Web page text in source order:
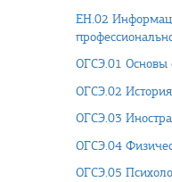
ЕН.02
ОГСЭ.01 Основы
ОГСЭ.02 История
ОГСЭ.03
ОГСЭ.04
ОГСЭ.05